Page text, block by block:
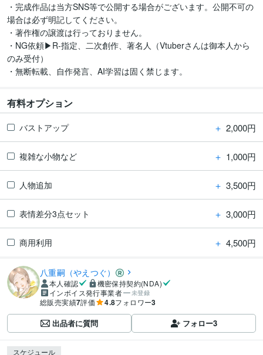
・完成作品は当方SNS等で公開する場合がございます。公開不可の
場合は必ず明記してください。
・著作権の譲渡は行っておりません。
・NG依頼▶︎R‐指定、二次創作、著名人（Vtuberさんは御本人から
のみ受付）
・無断転載、自作発言、AI学習は固く禁じます。
有料オプション
バストアップ ＋ 2,000円
複雑な小物など ＋ 1,000円
人物追加 ＋ 3,500円
表情差分3点セット ＋ 3,000円
商用利用 ＋ 4,500円
八重嗣（やえつぐ）
本人確認
機密保持契約(NDA)
インボイス発行事業者
未登録
総販売実績7評価 4.8フォロワー3
出品者に質問 フォロー3
スケジュール